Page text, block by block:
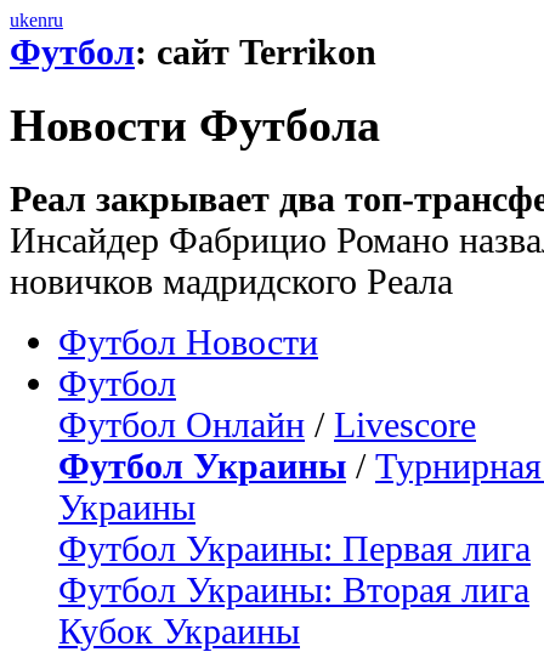
ukenru
Футбол: сайт Terrikon
Новости Футбола
Реал закрывает два топ-
Инсайдер Фабрицио Романо
новичков мадридского Реала
Футбол Новости
Футбол
Футбол Онлайн / Livescore
Футбол Украины /
Украины
Футбол Украины: Первая лига
Футбол Украины: Вторая лига
Кубок Украины